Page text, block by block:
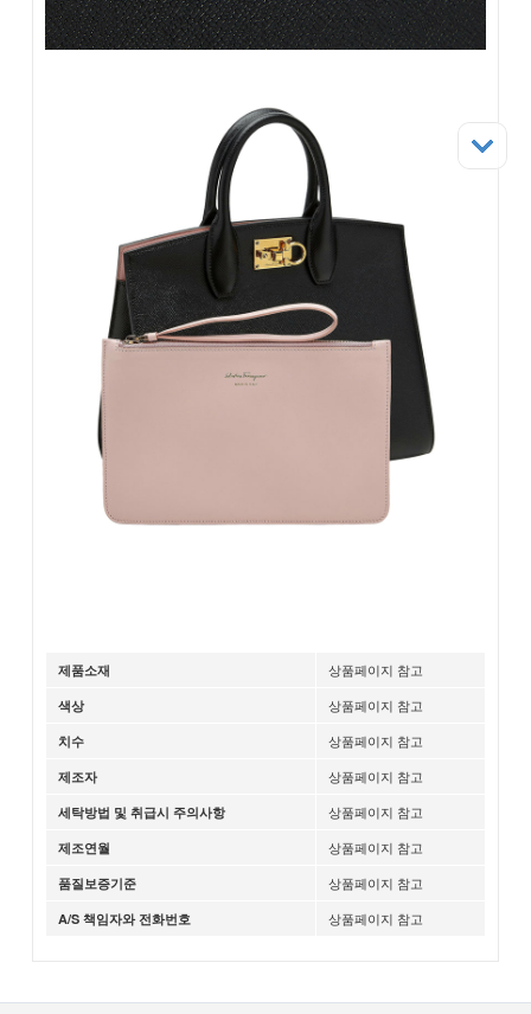
제품소재 상품페이지 참고
색상 상품페이지 참고
치수 상품페이지 참고
제조자 상품페이지 참고
세탁방법 및 취급시 주의사항 상품페이지 참고
제조연월 상품페이지 참고
품질보증기준 상품페이지 참고
A/S 책임자와 전화번호 상품페이지 참고